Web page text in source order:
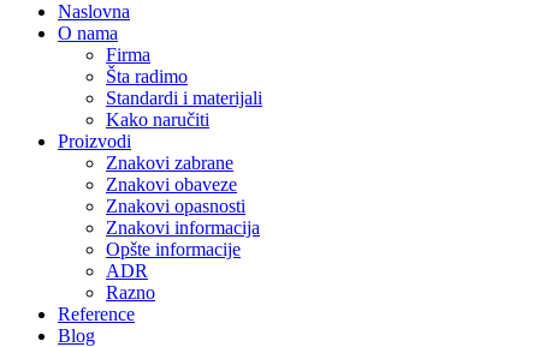
Naslovna
O nama
Firma
Šta radimo
Standardi i materijali
Kako naručiti
Proizvodi
Znakovi zabrane
Znakovi obaveze
Znakovi opasnosti
Znakovi informacija
Opšte informacije
ADR
Razno
Reference
Blog